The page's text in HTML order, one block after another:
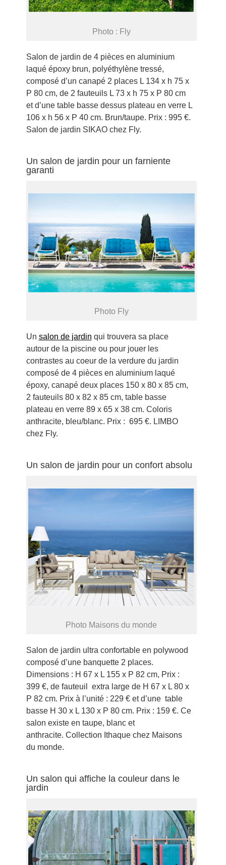
Photo : Fly
Salon de jardin de 4 pièces en aluminium
laqué époxy brun, polyéthylène tressé,
composé d’un canapé 2 places L 134 x h 75 x
P 80 cm, de 2 fauteuils L 73 x h 75 x P 80 cm
et d’une table basse dessus plateau en verre L
106 x h 56 x P 40 cm. Brun/taupe. Prix : 995 €.
Salon de jardin SIKAO chez Fly.
Un salon de jardin pour un farniente
garanti
Photo Fly
Un salon de jardin qui trouvera sa place
autour de la piscine ou pour jouer les
contrastes au coeur de la verdure du jardin
composé de 4 pièces en aluminium laqué
époxy, canapé deux places 150 x 80 x 85 cm,
2 fauteuils 80 x 82 x 85 cm, table basse
plateau en verre 89 x 65 x 38 cm. Coloris
anthracite, bleu/blanc. Prix : 695 €. LIMBO
chez Fly.
Un salon de jardin pour un confort absolu
Photo Maisons du monde
Salon de jardin ultra confortable en polywood
composé d’une banquette 2 places.
Dimensions : H 67 x L 155 x P 82 cm, Prix :
399 €, de fauteuil extra large de H 67 x L 80 x
P 82 cm. Prix à l’unité : 229 € et d’une table
basse H 30 x L 130 x P 80 cm. Prix : 159 €. Ce
salon existe en taupe, blanc et
anthracite. Collection Ithaque chez Maisons
du monde.
Un salon qui affiche la couleur dans le
jardin